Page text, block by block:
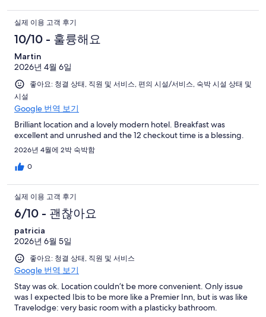
실제 이용 고객 후기
10/10 - 훌륭해요
Martin
2026년 4월 6일
좋아요: 청결 상태, 직원 및 서비스, 편의 시설/서비스, 숙박 시설 상태 및
시설
Google 번역 보기
Brilliant location and a lovely modern hotel. Breakfast was
excellent and unrushed and the 12 checkout time is a blessing.
2026년 4월에 2박 숙박함
0
실제 이용 고객 후기
6/10 - 괜찮아요
patricia
2026년 6월 5일
좋아요: 청결 상태, 직원 및 서비스
Google 번역 보기
Stay was ok. Location couldn’t be more convenient. Only issue
was I expected Ibis to be more like a Premier Inn, but is was like
Travelodge: very basic room with a plasticky bathroom.